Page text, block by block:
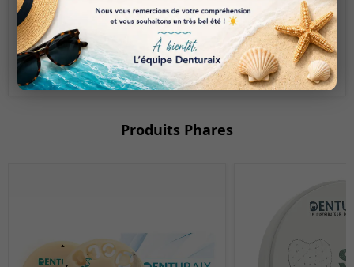
Keine Bewertungen für dieses Produkt
Eine Bewertung schreiben
Produits Phares